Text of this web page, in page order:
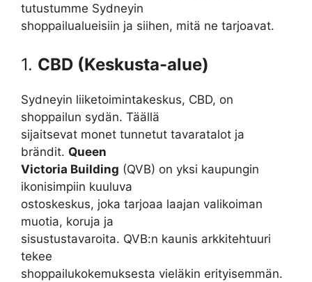
tutustumme Sydneyin
shoppailualueisiin ja siihen, mitä ne tarjoavat.
1. CBD (Keskusta-alue)
Sydneyin liiketoimintakeskus, CBD, on
shoppailun sydän. Täällä
sijaitsevat monet tunnetut tavaratalot ja
brändit. Queen
Victoria Building (QVB) on yksi kaupungin
ikonisimpiin kuuluva
ostoskeskus, joka tarjoaa laajan valikoiman
muotia, koruja ja
sisustustavaroita. QVB:n kaunis arkkitehtuuri
tekee
shoppailukokemuksesta vieläkin erityisemmän.